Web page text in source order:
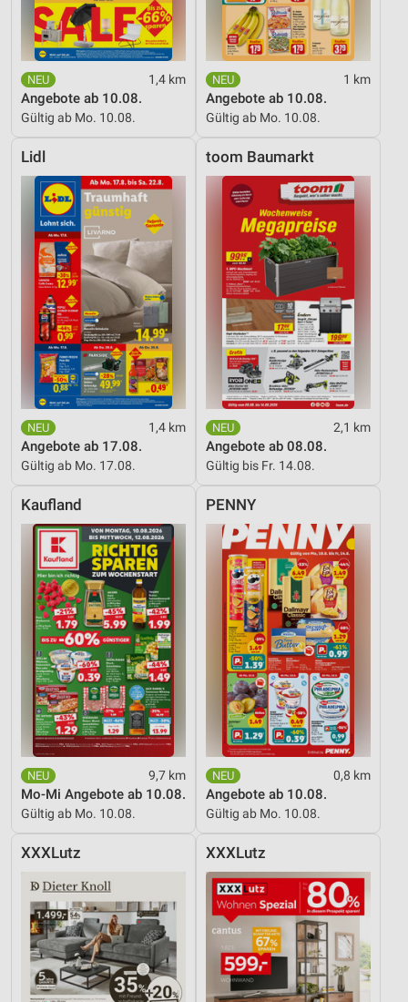
1,4 km
Angebote ab 10.08.
Gültig ab Mo. 10.08.
1 km
Angebote ab 10.08.
Gültig ab Mo. 10.08.
Lidl
1,4 km
Angebote ab 17.08.
Gültig ab Mo. 17.08.
toom Baumarkt
2,1 km
Angebote ab 08.08.
Gültig bis Fr. 14.08.
Kaufland
9,7 km
Mo-Mi Angebote ab 10.08.
Gültig ab Mo. 10.08.
PENNY
0,8 km
Angebote ab 10.08.
Gültig ab Mo. 10.08.
XXXLutz XXXLutz